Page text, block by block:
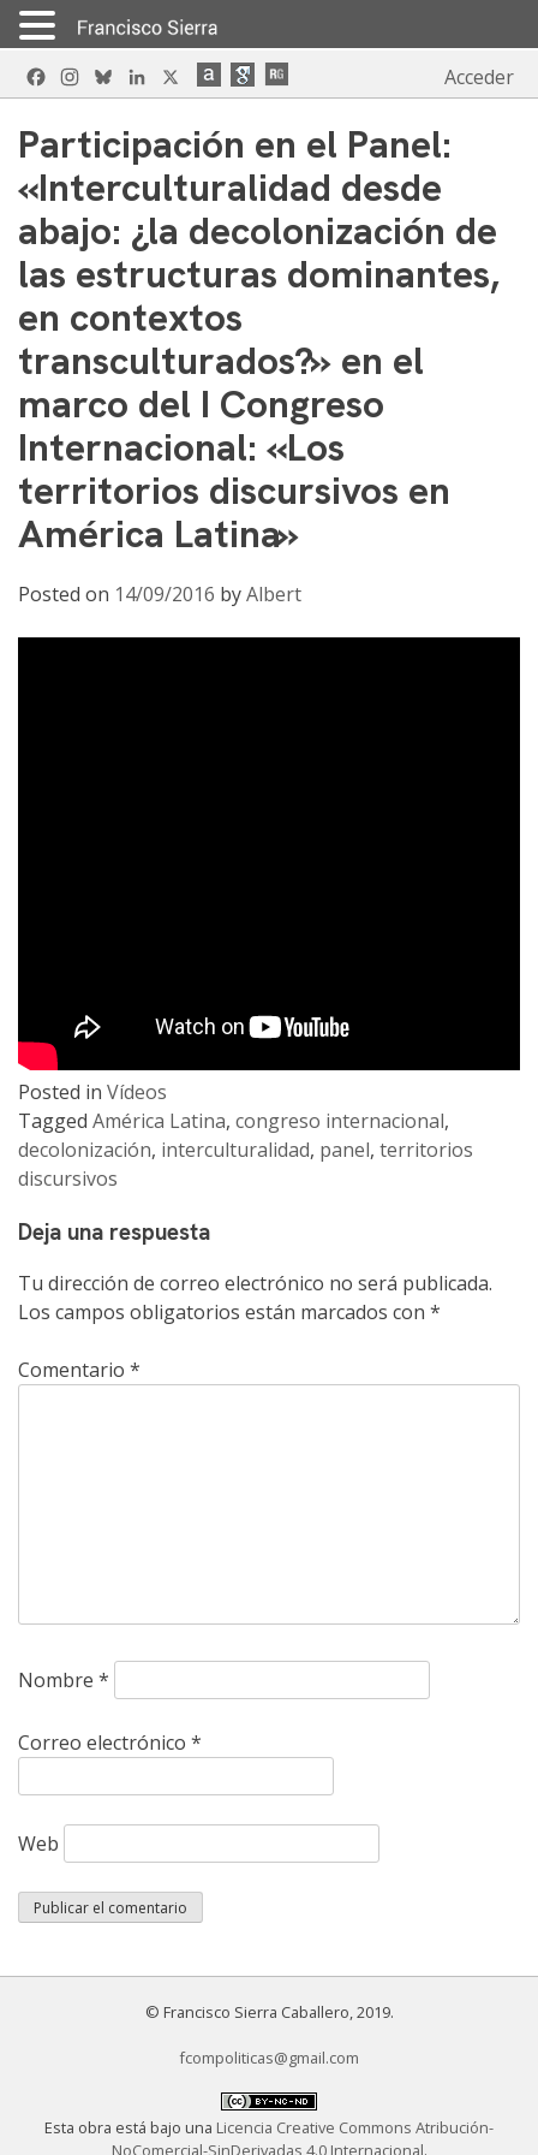
Skip
to
FacebookInstagram
BlueskyLinkedIn Acceder
Participación en el Panel:
«Interculturalidad desde
abajo: ¿la decolonización de
las estructuras dominantes,
en contextos
transculturados?» en el
marco del I Congreso
Internacional: «Los
territorios discursivos en
América Latina»
Posted on 14/09/2016 byAlbert
Posted in Vídeos
Tagged América Latina, congreso internacional,
decolonización, interculturalidad, panel, territorios
discursivos
Deja una respuesta
Tu dirección de correo electrónico no será publicada.
Los campos obligatorios están marcados con *
Comentario *
Nombre *
Correo electrónico *
Web
© Francisco Sierra Caballero, 2019.
fcompoliticas@gmail.com
Esta obra está bajo una Licencia Creative Commons Atribución-
NoComercial-SinDerivadas 4.0 Internacional.